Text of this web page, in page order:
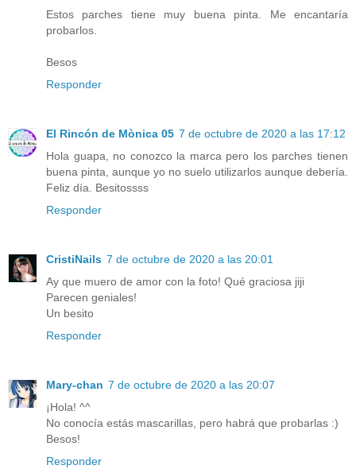
Estos parches tiene muy buena pinta. Me encantaría
probarlos.
Besos
Responder
El Rincón de Mònica 05 7 de octubre de 2020 a las 17:12
Hola guapa, no conozco la marca pero los parches tienen
buena pinta, aunque yo no suelo utilizarlos aunque debería.
Feliz día. Besitossss
Responder
CristiNails 7 de octubre de 2020 a las 20:01
Ay que muero de amor con la foto! Qué graciosa jiji
Parecen geniales!
Un besito
Responder
Mary-chan 7 de octubre de 2020 a las 20:07
¡Hola! ^^
No conocía estás mascarillas, pero habrá que probarlas :)
Besos!
Responder